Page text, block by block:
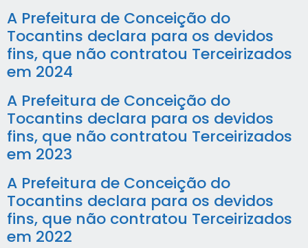
A Prefeitura de Conceição do
Tocantins declara para os devidos
fins, que não contratou Terceirizados
em 2024
A Prefeitura de Conceição do
Tocantins declara para os devidos
fins, que não contratou Terceirizados
em 2023
A Prefeitura de Conceição do
Tocantins declara para os devidos
fins, que não contratou Terceirizados
em 2022